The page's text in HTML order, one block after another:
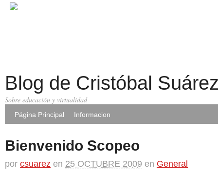
Blog de Cristóbal
Sobre educación y virtualidad
Página Principal Informacion
Bienvenido Scopeo
por csuarez en 25 OCTUBRE 2009 en General